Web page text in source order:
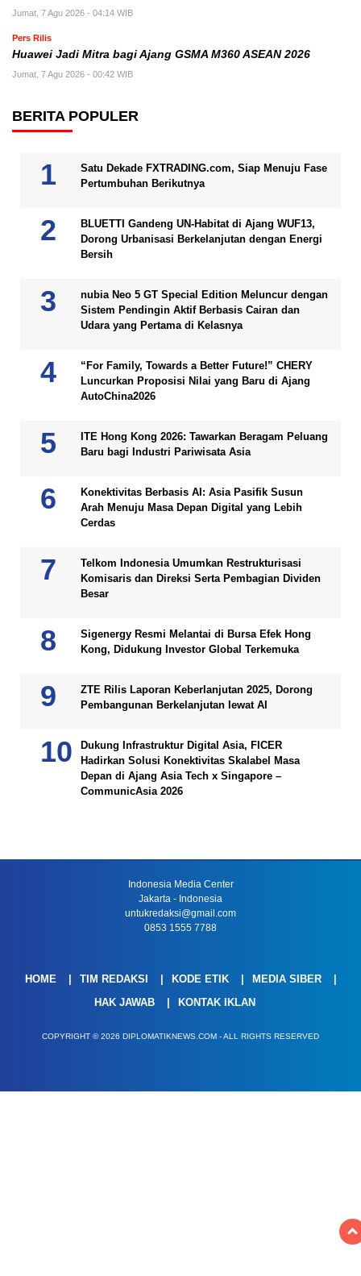
Jumat, 7 Agu 2026 - 04:14 WIB
Pers Rilis
Huawei Jadi Mitra bagi Ajang GSMA M360 ASEAN 2026
Jumat, 7 Agu 2026 - 00:42 WIB
BERITA POPULER
Satu Dekade FXTRADING.com, Siap Menuju Fase
Pertumbuhan Berikutnya
BLUETTI Gandeng UN-Habitat di Ajang WUF13,
Dorong Urbanisasi Berkelanjutan dengan Energi
Bersih
nubia Neo 5 GT Special Edition Meluncur dengan
Sistem Pendingin Aktif Berbasis Cairan dan
Udara yang Pertama di Kelasnya
“For Family, Towards a Better Future!” CHERY
Luncurkan Proposisi Nilai yang Baru di Ajang
AutoChina2026
ITE Hong Kong 2026: Tawarkan Beragam Peluang
Baru bagi Industri Pariwisata Asia
Konektivitas Berbasis AI: Asia Pasifik Susun
Arah Menuju Masa Depan Digital yang Lebih
Cerdas
Telkom Indonesia Umumkan Restrukturisasi
Komisaris dan Direksi Serta Pembagian Dividen
Besar
Sigenergy Resmi Melantai di Bursa Efek Hong
Kong, Didukung Investor Global Terkemuka
ZTE Rilis Laporan Keberlanjutan 2025, Dorong
Pembangunan Berkelanjutan lewat AI
Dukung Infrastruktur Digital Asia, FICER
Hadirkan Solusi Konektivitas Skalabel Masa
Depan di Ajang Asia Tech x Singapore –
CommunicAsia 2026
Indonesia Media Center
Jakarta - Indonesia
untukredaksi@gmail.com
0853 1555 7788
HOME TIM REDAKSI KODE ETIK
MEDIA SIBER
HAK JAWAB
KONTAK IKLAN
COPYRIGHT © 2026 DIPLOMATIKNEWS.COM - ALL RIGHTS RESERVED